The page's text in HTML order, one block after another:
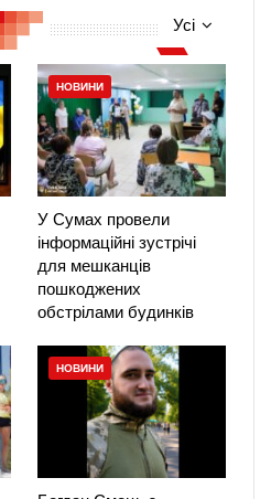
Усі
НОВИНИ
У Сумах провели
інформаційні зустрічі
для мешканців
пошкоджених
обстрілами будинків
НОВИНИ